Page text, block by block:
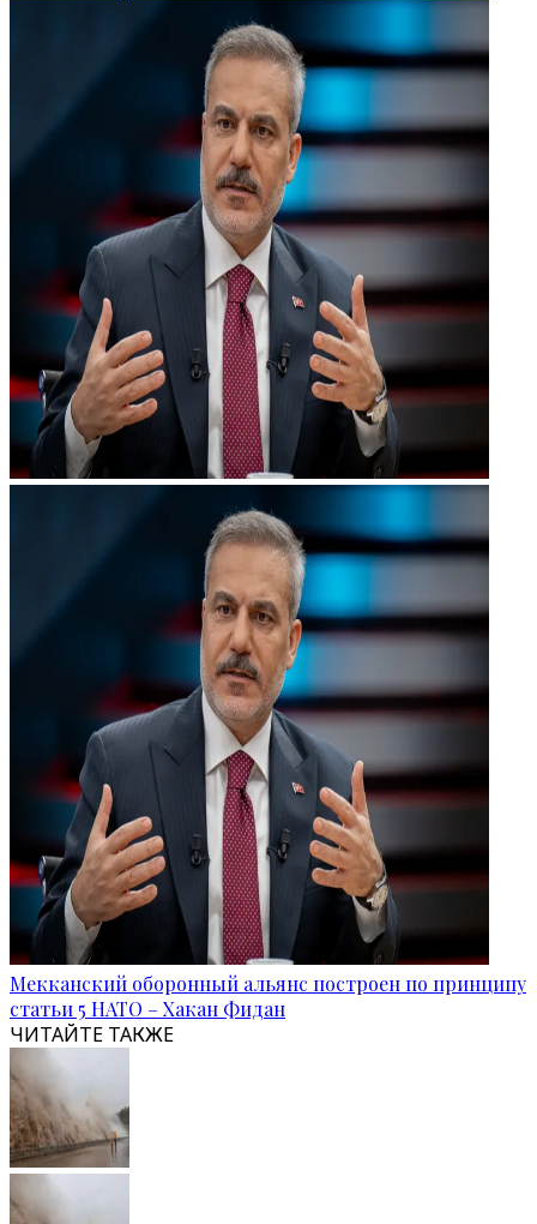
Мекканский оборонный альянс построен по принципу
статьи 5 НАТО – Хакан Фидан
ЧИТАЙТЕ ТАКЖЕ